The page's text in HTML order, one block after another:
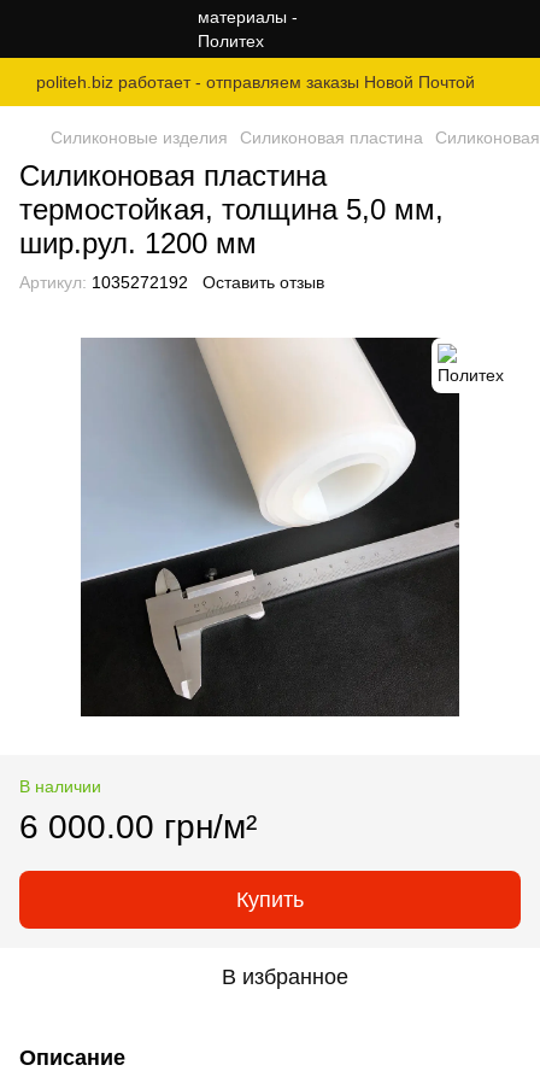
politeh.biz работает - отправляем заказы Новой Почтой
Силиконовые изделия Силиконовая пластина
Силиконовая пластина
термостойкая, толщина 5,0 мм,
шир.рул. 1200 мм
Артикул: 1035272192 Оставить отзыв
В наличии
6 000.00 грн/м²
Купить
В избранное
Описание